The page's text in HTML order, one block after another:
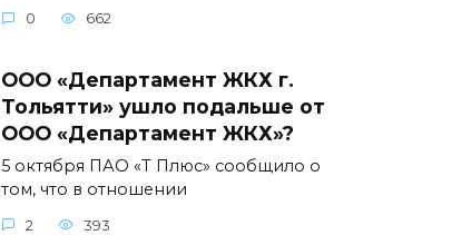
0 662
ООО «Департамент ЖКХ г.
Тольятти» ушло подальше от
ООО «Департамент ЖКХ»?
5 октября ПАО «Т Плюс» сообщило о
том, что в отношении
2 393